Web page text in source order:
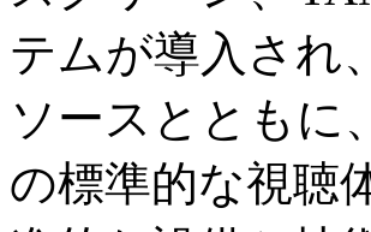
テムが導入され
ソースとともに
の標準的な視聴